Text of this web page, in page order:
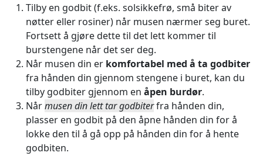
Tilby en godbit (f.eks. solsikkefrø, små biter av
nøtter eller rosiner) når musen nærmer seg buret.
Fortsett å gjøre dette til det lett kommer til
burstengene når det ser deg.
Når musen din er komfortabel med å ta godbiter
fra hånden din gjennom stengene i buret, kan du
tilby godbiter gjennom en åpen burdør.
Nårmusen din lett tar godbiterfra hånden din,
plasser en godbit på den åpne hånden din for å
lokke den til å gå opp på hånden din for å hente
godbiten.